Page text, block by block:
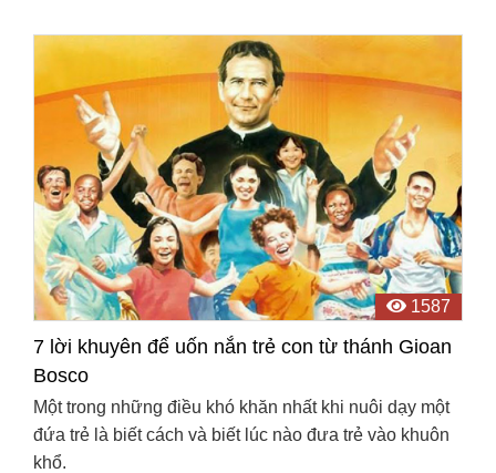
1587
7 lời khuyên để uốn nắn trẻ con từ thánh Gioan
Bosco
Một trong những điều khó khăn nhất khi nuôi dạy một
đứa trẻ là biết cách và biết lúc nào đưa trẻ vào khuôn
khổ.